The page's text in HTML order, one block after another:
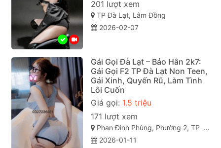
201 lượt xem
TP Đà Lạt, Lâm Đồng
2026-02-07
Gái Gọi Đà Lạt – Bảo Hân 2k7:
Gái Gọi F2 TP Đà Lạt Non Teen,
Gái Xinh, Quyến Rũ, Làm Tình
Lôi Cuốn
Giá gọi: 1.5 triệu
171 lượt xem
Phan Đình Phùng, Phường 2, TP Đà Lạt (gái gọi đà lạt). Lâm Đồng
2026-01-11